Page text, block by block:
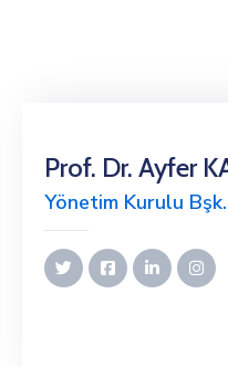
Prof. Dr. Ayfer
Yönetim Kurulu Bşk.